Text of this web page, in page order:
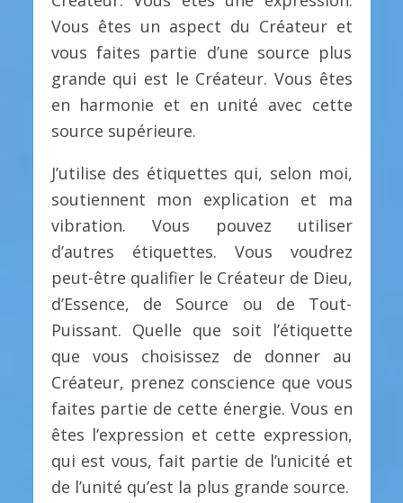
Vous êtes un aspect du Créateur et
vous faites partie d’une source plus
grande qui est le Créateur. Vous êtes
en harmonie et en unité avec cette
source supérieure.
J’utilise des étiquettes qui, selon moi,
soutiennent mon explication et ma
vibration. Vous pouvez utiliser
d’autres étiquettes. Vous voudrez
peut-être qualifier le Créateur de Dieu,
d’Essence, de Source ou de Tout-
Puissant. Quelle que soit l’étiquette
que vous choisissez de donner au
Créateur, prenez conscience que vous
faites partie de cette énergie. Vous en
êtes l’expression et cette expression,
qui est vous, fait partie de l’unicité et
de l’unité qu’est la plus grande source.